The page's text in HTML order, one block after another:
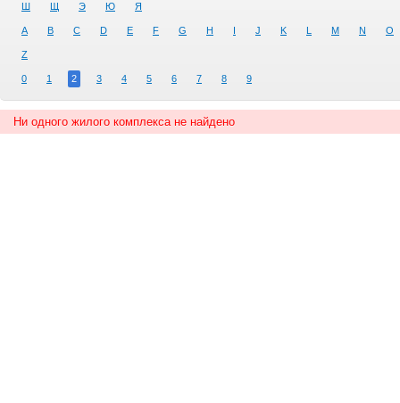
Ш Щ Э Ю Я
A B C D E F G H I J K L M N O
Z
0 1 2 3 4 5 6 7 8 9
Ни одного жилого комплекса не найдено